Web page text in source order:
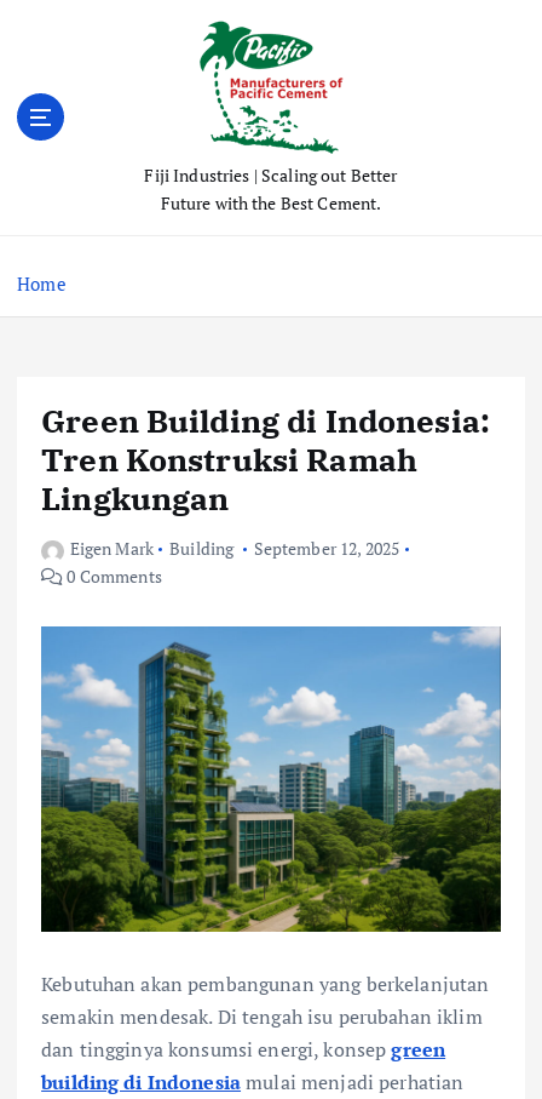
n
Fiji Industries | Scaling out Better
Future with the Best Cement.
Home
Green Building di Indonesia:
Tren Konstruksi Ramah
Lingkungan
Eigen Mark Building
September 12, 2025
0 Comments
Kebutuhan akan pembangunan yang berkelanjutan
semakin mendesak. Di tengah isu perubahan iklim
dan tingginya konsumsi energi, konsepgreen
building di Indonesiamulai menjadi perhatian